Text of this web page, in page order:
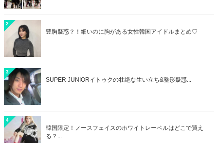
2
豊胸疑惑？！細いのに胸がある女性韓国アイドルまとめ♡
3
SUPER JUNIORイトゥクの壮絶な生い立ち&整形疑惑...
4
韓国限定！ノースフェイスのホワイトレーベルはどこで買え
る？...